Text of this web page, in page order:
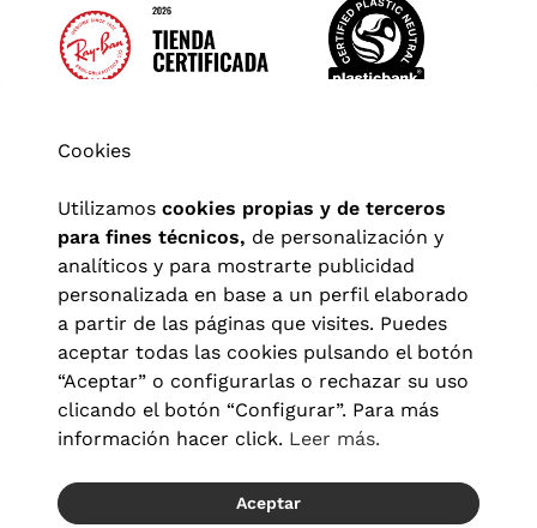
Aviso legal| Política de privacidad Términos y condiciones
Política de cookies|Configuración de cookies
© 2026 Visionlab España
Cookies
Utilizamos cookies propias y de terceros
para fines técnicos, de personalización y
analíticos y para mostrarte publicidad
personalizada en base a un perfil elaborado
a partir de las páginas que visites. Puedes
aceptar todas las cookies pulsando el botón
“Aceptar” o configurarlas o rechazar su uso
clicando el botón “Configurar”. Para más
información hacer click. Leer más.
Aceptar